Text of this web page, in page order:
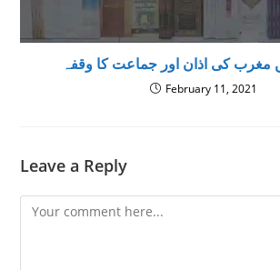
کی اذان اور جماعت کا وقفہ
February 11, 2021
Leave a Reply
Comment